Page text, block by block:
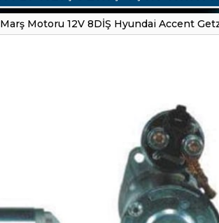
Marş Motoru 12V 8DİŞ Hyundai Accent